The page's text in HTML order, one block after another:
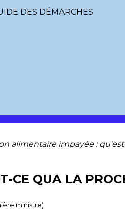
DES DÉMARCHES
alimentaire impayée :
CE QUA LA
ministre)